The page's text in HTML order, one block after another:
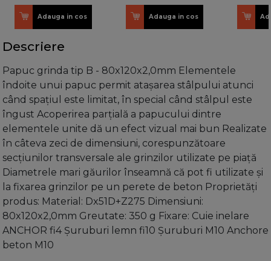
Adauga in cos Adauga in cos
Descriere
Papuc grinda tip B - 80x120x2,0mm Elementele
îndoite unui papuc permit atașarea stâlpului atunci
când spațiul este limitat, în special când stâlpul este
îngust Acoperirea parțială a papucului dintre
elementele unite dă un efect vizual mai bun Realizate
în câteva zeci de dimensiuni, corespunzătoare
secțiunilor transversale ale grinzilor utilizate pe piață
Diametrele mari găurilor înseamnă că pot fi utilizate și
la fixarea grinzilor pe un perete de beton Proprietăți
produs: Material: Dx51D+Z275 Dimensiuni:
80x120x2,0mm Greutate: 350 g Fixare: Cuie inelare
ANCHOR fi4 Șuruburi lemn fi10 Șuruburi M10 Anchore
beton M10